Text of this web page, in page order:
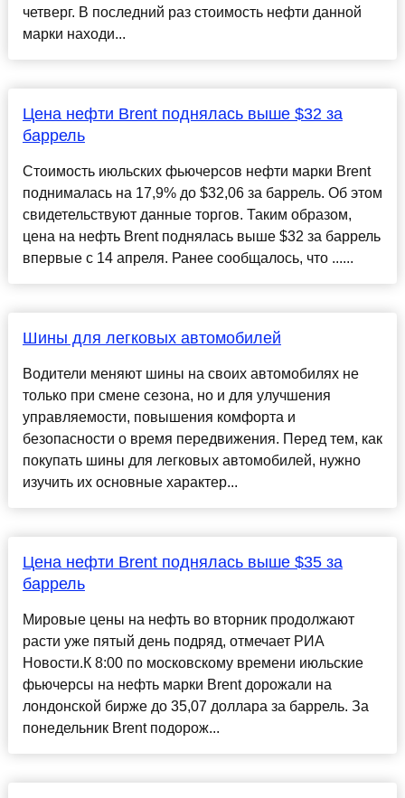
четверг. В последний раз стоимость нефти данной
марки находи...
Цена нефти Brent поднялась выше $32 за
баррель
Стоимость июльских фьючерсов нефти марки Brent
поднималась на 17,9% до $32,06 за баррель. Об этом
свидетельствуют данные торгов. Таким образом,
цена на нефть Brent поднялась выше $32 за баррель
впервые с 14 апреля. Ранее сообщалось, что ......
Шины для легковых автомобилей
Водители меняют шины на своих автомобилях не
только при смене сезона, но и для улучшения
управляемости, повышения комфорта и
безопасности о время передвижения. Перед тем, как
покупать шины для легковых автомобилей, нужно
изучить их основные характер...
Цена нефти Brent поднялась выше $35 за
баррель
Мировые цены на нефть во вторник продолжают
расти уже пятый день подряд, отмечает РИА
Новости.К 8:00 по московскому времени июльские
фьючерсы на нефть марки Brent дорожали на
лондонской бирже до 35,07 доллара за баррель. За
понедельник Brent подорож...